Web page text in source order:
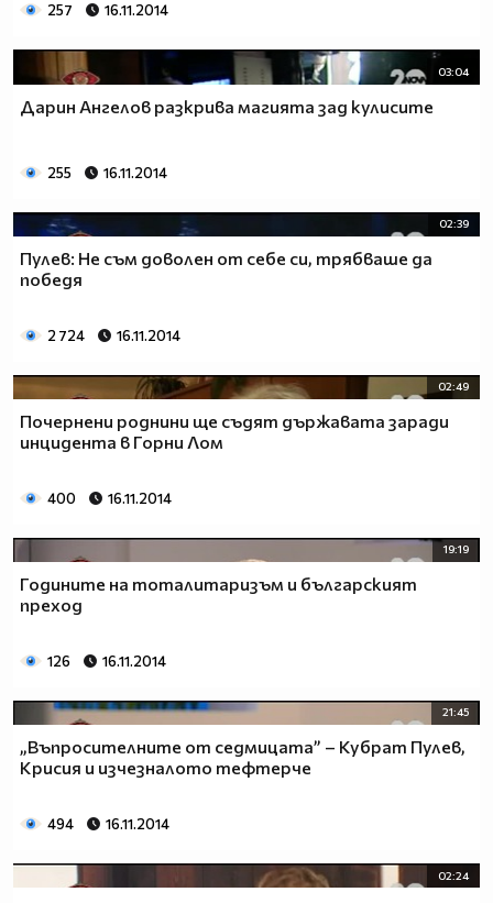
257 16.11.2014
03:04
Дарин Ангелов разкрива магията зад кулисите
255 16.11.2014
02:39
Пулев: Не съм доволен от себе си, трябваше да
победя
2 724 16.11.2014
02:49
Почернени роднини ще съдят държавата заради
инцидента в Горни Лом
400 16.11.2014
19:19
Годините на тоталитаризъм и българският
преход
126 16.11.2014
21:45
„Въпросителните от седмицата” – Кубрат Пулев,
Крисия и изчезналото тефтерче
494 16.11.2014
02:24